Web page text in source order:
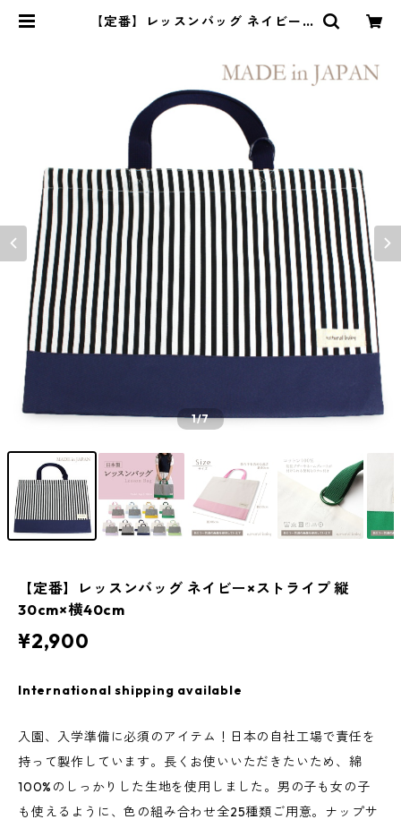
【定番】レッスンバッグ ネイビー×
1/7
【定番】レッスンバッグ ネイビー×ストライプ 縦
30cm×横40cm
¥2,900
International shipping available
入園、入学準備に必須のアイテム！日本の自社工場で責任を
持って製作しています。長くお使いいただきたいため、綿
100%のしっかりした生地を使用しました。男の子も女の子
も使えるように、色の組み合わせ全25種類ご用意。ナップサ